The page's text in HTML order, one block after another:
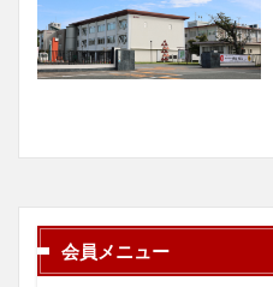
会員メニュー